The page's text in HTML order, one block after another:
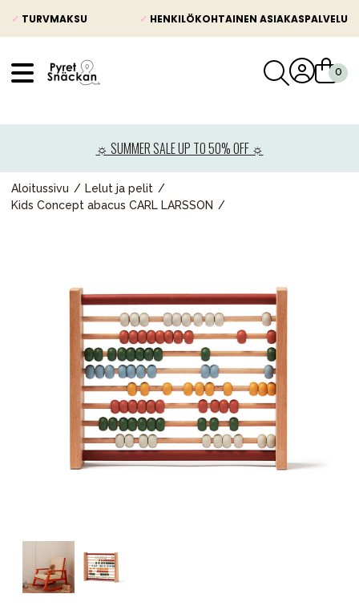
✓ TURVMAKSU ✓ HENKILÖKOHTAINEN ASIAKASPALVELU
☼ SUMMER SALE UP TO 50% OFF ☼
Aloitussivu
Lelut ja pelit
Kids Concept abacus CARL LARSSON
Lastenvaunut
Lasten turvaistuimet
Äiti & Isä
Huonekalut & vuodevaatteet
Tarvikkeet
Varaosat
Kampanjat
Lahjavinkkejä
Aurinko ja uinti